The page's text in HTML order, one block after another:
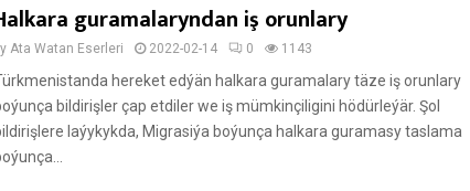
guramalaryndan iş orunlary
Ata Watan Eserleri 2022-02-14 0 1143
hereket edýän halkara guramalary täze iş orunlary
bildirişler çap etdiler we iş mümkinçiligini hödürleýär. Şol
laýykykda, Migrasiýa boýunça halkara guramasy taslama